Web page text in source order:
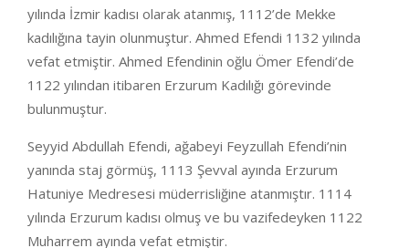
yılında İzmir kadısı olarak atanmış, 1112’de Mekke
kadılığına tayin olunmuştur. Ahmed Efendi 1132 yılında
vefat etmiştir. Ahmed Efendinin oğlu Ömer Efendi’de
1122 yılından itibaren Erzurum Kadılığı görevinde
bulunmuştur.
Seyyid Abdullah Efendi, ağabeyi Feyzullah Efendi’nin
yanında staj görmüş, 1113 Şevval ayında Erzurum
Hatuniye Medresesi müderrisliğine atanmıştır. 1114
yılında Erzurum kadısı olmuş ve bu vazifedeyken 1122
Muharrem ayında vefat etmiştir.